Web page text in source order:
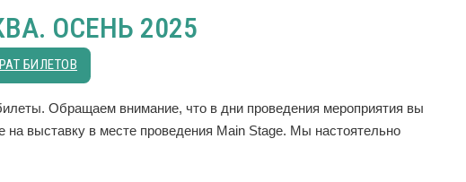
ОСЕНЬ 2025
БИЛЕТОВ
Обращаем внимание, что в дни проведения мероприятия вы
выставку в месте проведения Main Stage. Мы настоятельно